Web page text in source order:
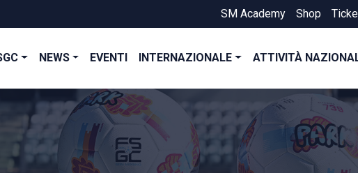
SM Academy Shop
NEWS EVENTI INTERNAZIONALE ATTIVITÀ